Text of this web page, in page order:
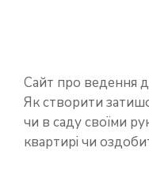
Сайт про ведення
Як створити
чи в саду своїми
квартирі чи